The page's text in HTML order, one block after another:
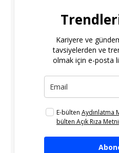
Kariyere ve
tavsiyelerden ve
olmak için e-posta
E-bülten Aydınlatma
bülten Açık Rıza Metni